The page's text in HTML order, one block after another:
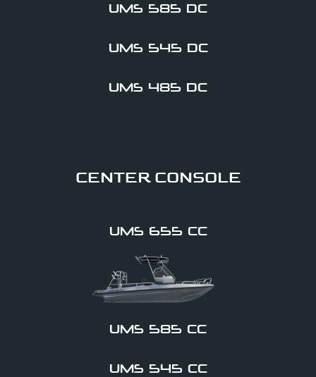
UMS 585 DC
UMS 545 DC
UMS 485 DC
CENTER CONSOLE
UMS 655 CC
UMS 585 CC
UMS 545 CC